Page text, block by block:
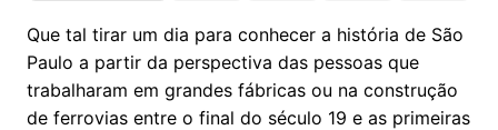
Que tal tirar um dia para conhecer a história de São
Paulo a partir da perspectiva das pessoas que
trabalharam em grandes fábricas ou na construção
de ferrovias entre o final do século 19 e as primeiras